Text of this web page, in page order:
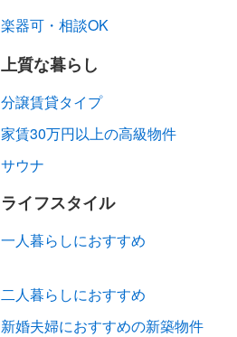
楽器可・相談OK
上質な暮らし
分譲賃貸タイプ
家賃30万円以上の高級物件
サウナ
ライフスタイル
一人暮らしにおすすめ
二人暮らしにおすすめ
新婚夫婦におすすめの新築物件